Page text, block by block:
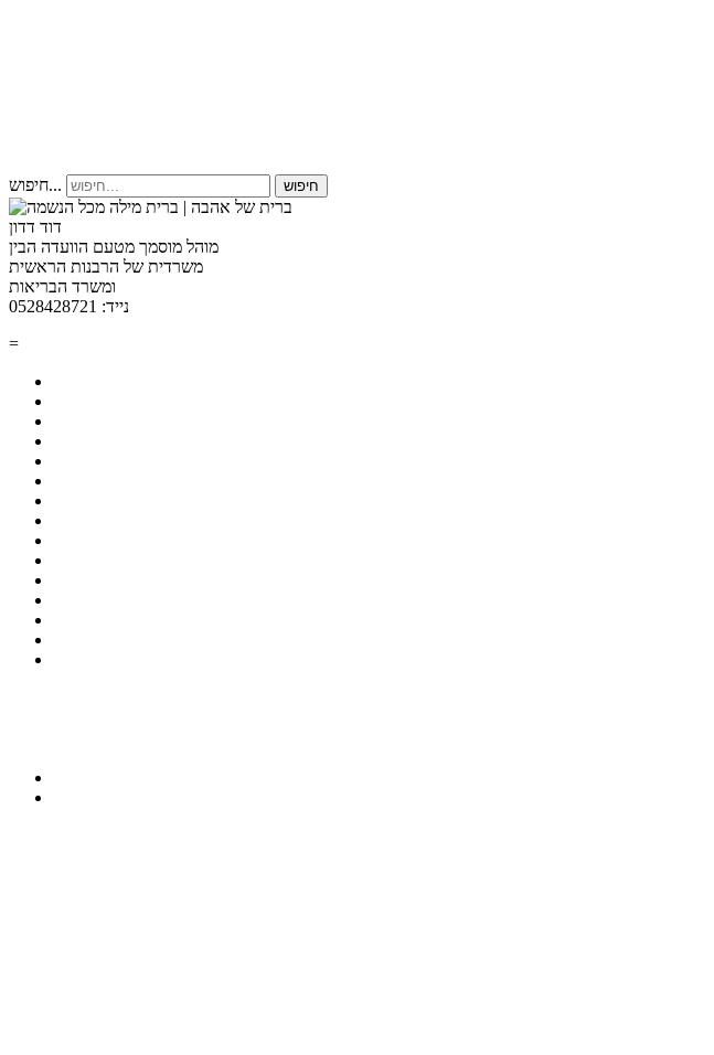
חיפוש... חיפוש
דוד דדון
מוהל מוסמך מטעם הוועדה הבין
משרדית של הרבנות הראשית
ומשרד הבריאות
נייד: 0528428721
=